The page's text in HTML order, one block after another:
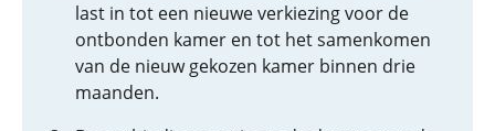
last in tot een nieuwe verkiezing voor de
ontbonden kamer en tot het samenkomen
van de nieuw gekozen kamer binnen drie
maanden.